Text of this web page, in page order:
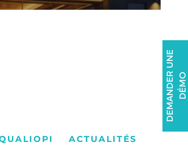
D
E
M
A
N
D
ER
U
N
E
D
É
MO
ACTUALITÉS